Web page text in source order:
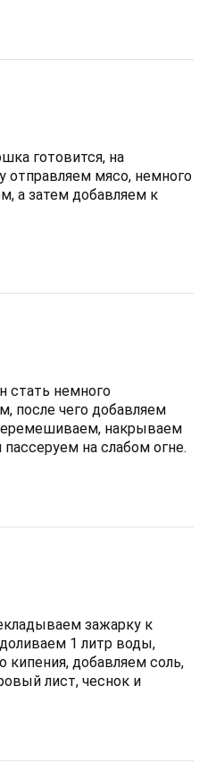
готовится, на
отправляем мясо, немного
а затем добавляем к
стать немного
после чего добавляем
накрываем
на слабом огне.
зажарку к
1 литр воды,
кипения, добавляем соль,
лист, чеснок и